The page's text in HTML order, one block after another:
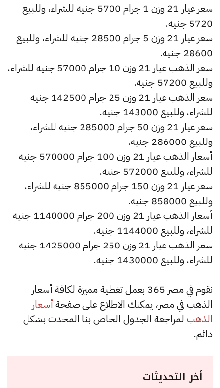
سعر عيار 21 وزن 1 جرام 5700 جنيه للشراء، وللبيع
5720 جنيه.
سعر عيار 21 وزن 5 جرام 28500 جنيه للشراء، وللبيع
28600 جنيه.
سعر الذهب عيار 21 وزن 10 جرام 57000 جنيه للشراء،
وللبيع 57200 جنيه.
سعر الذهب عيار 21 وزن 25 جرام 142500 جنيه
للشراء، وللبيع 143000 جنيه.
سعر عيار 21 وزن 50 جرام 285000 جنيه للشراء،
وللبيع 286000 جنيه.
أسعار الذهب عيار 21 وزن 100 جرام 570000 جنيه
للشراء، وللبيع 572000 جنيه.
سعر عيار 21 وزن 150 جرام 855000 جنيه للشراء،
وللبيع 858000 جنيه.
أسعار الذهب عيار 21 وزن 200 جرام 1140000 جنيه
للشراء، وللبيع 1144000 جنيه.
سعر الذهب عيار 21 وزن 250 جرام 1425000 جنيه
للشراء، وللبيع 1430000 جنيه.
نقوم في مصر 365 بعمل تغطية مميزة لكافة أسعار
الذهب في مصر، يمكنك الاطلاع على صفحة أسعار
الذهب لمراجعة الجدول الخاص بنا المحدث بشكل
دائم.
أخر التحديثات